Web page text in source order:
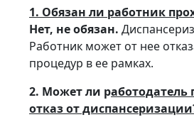
1. Обязан ли работник
Нет, не обязан.
Работник может от нее
процедур в ее рамках.
2. Может ли р
отказ от